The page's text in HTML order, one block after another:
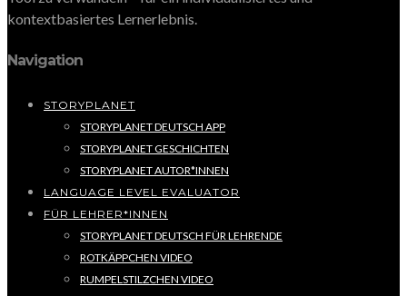
kontextbasiertes Lernerlebnis.
Navigation
STORYPLANET
STORYPLANET DEUTSCH APP
STORYPLANET GESCHICHTEN
STORYPLANET AUTOR*INNEN
LANGUAGE LEVEL EVALUATOR
FÜR LEHRER*INNEN
STORYPLANET DEUTSCH FÜR LEHRENDE
ROTKÄPPCHEN VIDEO
RUMPELSTILZCHEN VIDEO